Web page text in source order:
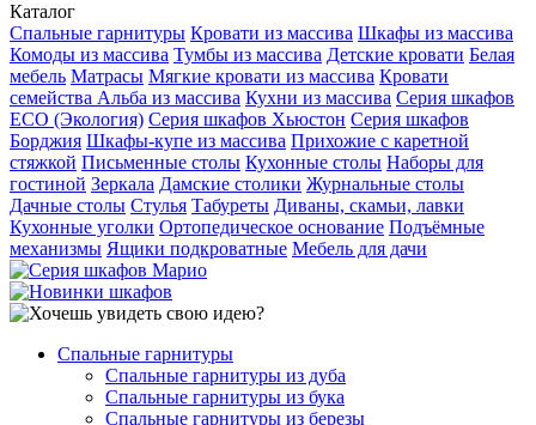
Каталог
Спальные гарнитуры Кровати из массива Шкафы из массива
Комоды из массива Тумбы из массива Детские кровати Белая
мебель Матрасы Мягкие кровати из массива Кровати
семейства Альба из массива Кухни из массива Серия шкафов
ECO (Экология) Серия шкафов Хьюстон Серия шкафов
Борджия Шкафы-купе из массива Прихожие с каретной
стяжкой Письменные столы Кухонные столы Наборы для
гостиной Зеркала Дамские столики Журнальные столы
Дачные столы Стулья Табуреты Диваны, скамьи, лавки
Кухонные уголки Ортопедическое основание Подъёмные
механизмы Ящики подкроватные Мебель для дачи
Спальные гарнитуры
Спальные гарнитуры из дуба
Спальные гарнитуры из бука
Спальные гарнитуры из березы